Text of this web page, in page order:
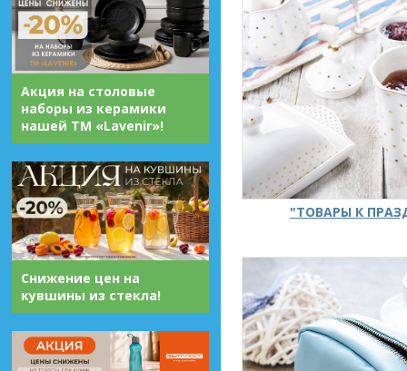
Акция на столовые
наборы из керамики
нашей ТМ «Lavenir»!
Снижение цен на
кувшины из стекла!
"ТОВАРЫ К